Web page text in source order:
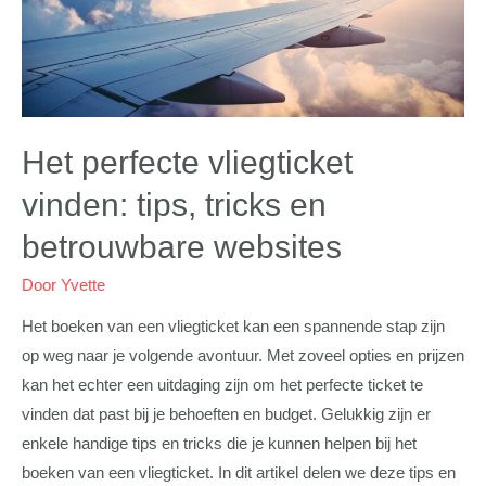
Het perfecte vliegticket
vinden: tips, tricks en
betrouwbare websites
Door Yvette
Het boeken van een vliegticket kan een spannende stap zijn
op weg naar je volgende avontuur. Met zoveel opties en prijzen
kan het echter een uitdaging zijn om het perfecte ticket te
vinden dat past bij je behoeften en budget. Gelukkig zijn er
enkele handige tips en tricks die je kunnen helpen bij het
boeken van een vliegticket. In dit artikel delen we deze tips en